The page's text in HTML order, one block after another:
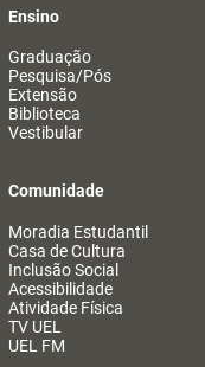
Ensino
Graduação
Pesquisa/Pós
Extensão
Biblioteca
Vestibular
Comunidade
Moradia Estudantil
Casa de Cultura
Inclusão Social
Acessibilidade
Atividade Física
TV UEL
UEL FM